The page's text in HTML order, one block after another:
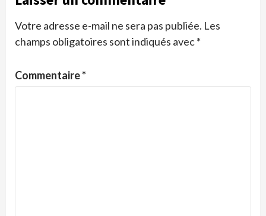
Votre adresse e-mail ne sera pas publiée. Les
champs obligatoires sont indiqués avec*
Commentaire*